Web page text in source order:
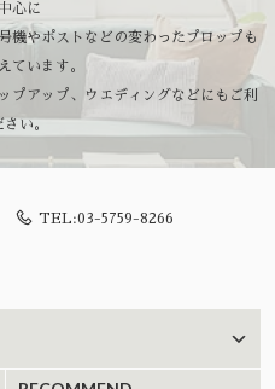
心に
機やポストなどの変わったプロップも
ています。
プアップ、ウエディングなどにもご利
い。
TEL:03-5759-8266